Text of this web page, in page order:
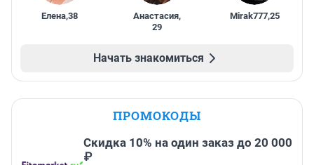
Елена,38 Анастасия,
29
Mirak777,25
Начать знакомиться
ПРОМОКОДЫ
Скидка 10% на один заказ до 20 000
₽